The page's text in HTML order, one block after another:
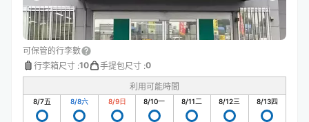
可保管的行李數
行李箱尺寸 :10 手提包尺寸 :0
利用可能時間
8/7五 8/8六 8/9日 8/10一 8/11二 8/12三 8/13四